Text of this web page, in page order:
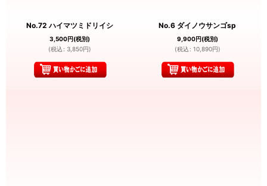
No.72 ハイマツミドリイシ
3,500円(税別)
(税込 : 3,850円)
No.6 ダイノウサンゴsp
9,900円(税別)
(税込 : 10,890円)